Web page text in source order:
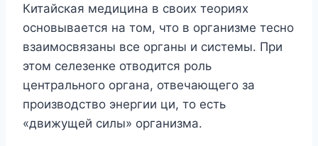
Китайская медицина в своих теориях
основывается на том, что в организме тесно
взаимосвязаны все органы и системы. При
этом селезенке отводится роль
центрального органа, отвечающего за
производство энергии ци, то есть
«движущей силы» организма.